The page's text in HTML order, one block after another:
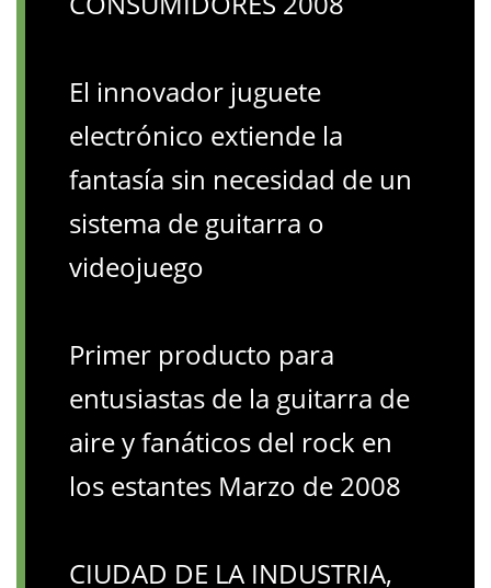
El innovador juguete
electrónico extiende la
fantasía sin necesidad de un
sistema de guitarra o
videojuego
Primer producto para
entusiastas de la guitarra de
aire y fanáticos del rock en
los estantes Marzo de 2008
CIUDAD DE LA INDUSTRIA,